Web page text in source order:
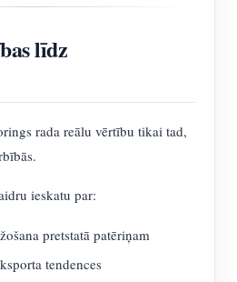
līdz
rada reālu vērtību tikai tad,
ieskatu par:
pretstatā patēriņam
tendences